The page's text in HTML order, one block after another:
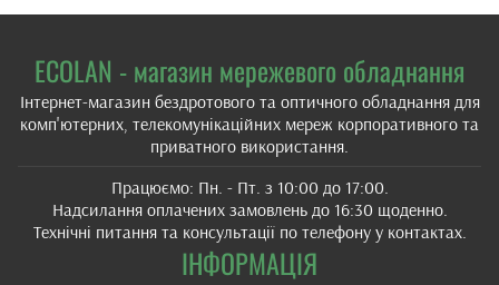
ECOLAN - магазин мережевого обладнання
Інтернет-магазин бездротового та оптичного обладнання для
комп'ютерних, телекомунікаційних мереж корпоративного та
приватного використання.
Працюємо: Пн. - Пт. з 10:00 до 17:00.
Надсилання оплачених замовлень до 16:30 щоденно.
Технічні питання та консультації по телефону у контактах.
ІНФОРМАЦІЯ